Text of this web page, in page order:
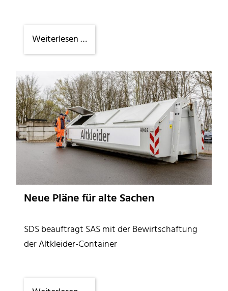
Weiterlesen …Schweriner
Zoo
sich
über
Feldsteine
Neue Pläne für alte Sachen
SDS beauftragt SAS mit der Bewirtschaftung
der Altkleider-Container